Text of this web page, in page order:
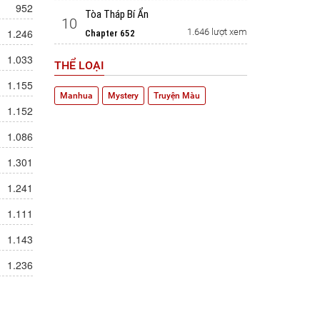
952
1.246
1.033
1.155
1.152
1.086
1.301
1.241
1.111
1.143
1.236
10
Tòa Tháp Bí Ẩn
Chapter 652 1.646 lượt xem
THỂ LOẠI
Manhua Mystery Truyện Màu